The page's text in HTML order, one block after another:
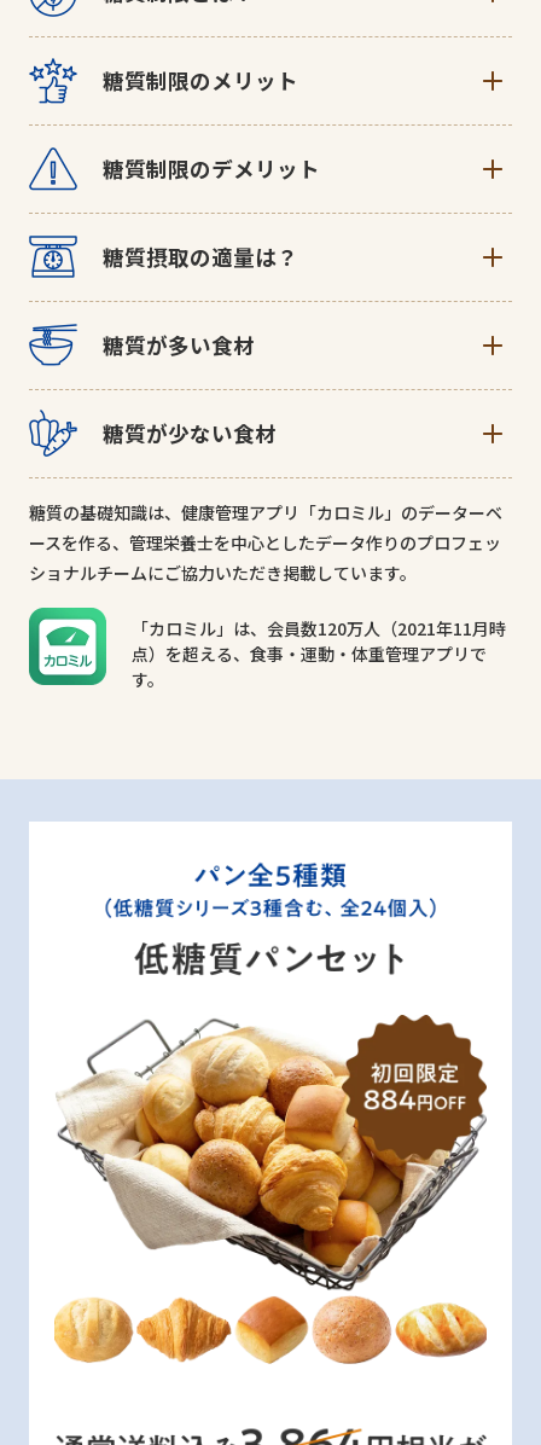
す。また、勘違いされやすい炭水化物と糖質の違いは、炭水化
物は大きく「糖質」と「食物繊維」に分けられ、『炭水化物＝
糖質＋食物繊維』として考えられていることが多く、炭水化物
から摂取するエネルギーのほとんどが糖質由来となります。
糖質制限とは、一般的に炭水化物に含まれる「糖質」の量を減
らすことを示します。炭水化物は「糖質」と「食物繊維」に分
けられます。そのうち「食物繊維」は、「日本人の食事摂取基
準2020※」の目標値よりも摂取量が少ない傾向にあります。そ
のため、炭水化物の量を減らすのではなく「糖質」の量のみを
減らす方法のことを「糖質制限」と呼ぶことが多いのです。
※「日本人の食事摂取基準」とは、厚生労働省が制定し
たエネルギー及び各栄養素の摂取量の基準です。
糖質制限のメリット
過剰な糖質は体の中で脂肪として蓄積するので、糖質量を制限
することでそれを防ぐことができます。また、余分な脂肪がな
がつきにくい体）になります。
・糖質制限のメリット 2
糖質を過剰に摂取する人の食事の傾向として、たんぱく質・ビ
タミン・ミネラルなど他の栄養素が極端に少なく、糖質だけを
ることで、血糖値が急激にあがり、急に眠気に襲われたり、高
い血糖値が慢性化することで生活習慣病の原因になることがあ
よく摂取することがとても重要と言えます。
・糖質制限のメリット 3
必要なエネルギー源を確保することができるので、制限による
体の不調や代謝低下などを防ぐことができます。
糖質制限のデメリット
糖質を制限している人の知識として、勘違いされやすいのが
「糖質を0に近づけることがよい」と誤解している場合が多いこ
とです。「日本人の食事摂取基準2020」で示されている炭水化
物量から食物繊維量を差し引いた量よりも過剰に摂取している
人に関しては、その過剰な部分を制限（減らす）必要がありま
す。よって、糖質量が適正内であれば気にせず摂取しても問題
ありません。過度に糖質を減らしてしまうと、低血糖状態に陥
るため、めまいや貧血、頭痛など体に不調をきたすことがあり
ます。安易に「ただ減らす」のではなく、自分の食習慣を知っ
た上で糖質を制限する方法が適しているのであれば、その手法
を使うという風にしましょう。
糖質摂取の適量は？
「日本人の食事摂取基準2020」では、具体的な糖質の摂取量の
目安は設けられておらず、炭水化物・食物繊維の食事摂取基準
をもとに目安量を把握する必要があります。これらを踏まえ、
糖質摂取量の目安は以下の通りです。
※エネルギー量（1日あたり）：男性2000kcal、女性
1800kcalの場合
※必要エネルギー量（kcal/日）＝現体重（kg）×30
糖質が多い食材
糖質の多い食材を「主食・肉・野菜・果物・調味料」と分けて
ご紹介します。ただ、「食べてはだめ！」というものではな
く、量に注意し、適量を食べるように心掛けましょう。
糖質が少ない食材
たっぷり食べても大丈夫な糖質が少ない食材を「肉・魚・大
豆・乳製品・野菜・果物・調味料」と分けてご紹介します。糖
質の多い食材と比較しながら、日々の食事に置き換えてみるの
満足感があるのでおすすめです。
糖質の基礎知識は、健康管理アプリ「カロミル」のデーターベ
ースを作る、管理栄養士を中心としたデータ作りのプロフェッ
ショナルチームにご協力いただき掲載しています。
「カロミル」は、会員数120万人（2021年11月時
点）を超える、食事・運動・体重管理アプリで
す。